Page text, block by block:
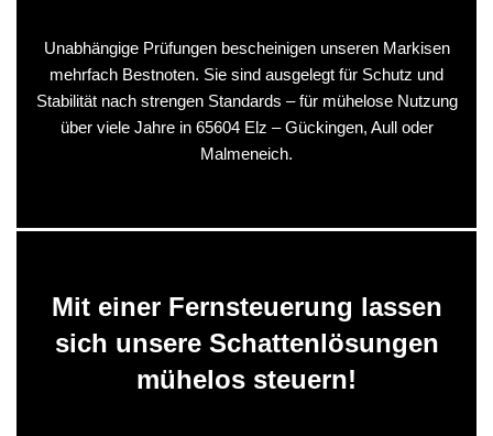
Unabhängige Prüfungen bescheinigen unseren Markisen
mehrfach Bestnoten. Sie sind ausgelegt für Schutz und
Stabilität nach strengen Standards – für mühelose Nutzung
über viele Jahre in 65604 Elz – Gückingen, Aull oder
Malmeneich.
Mit einer Fernsteuerung lassen
sich unsere Schattenlösungen
mühelos steuern!